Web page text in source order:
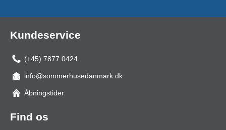
Kundeservice
(+45) 7877 0424
info@sommerhusedanmark.dk
Åbningstider
Find os